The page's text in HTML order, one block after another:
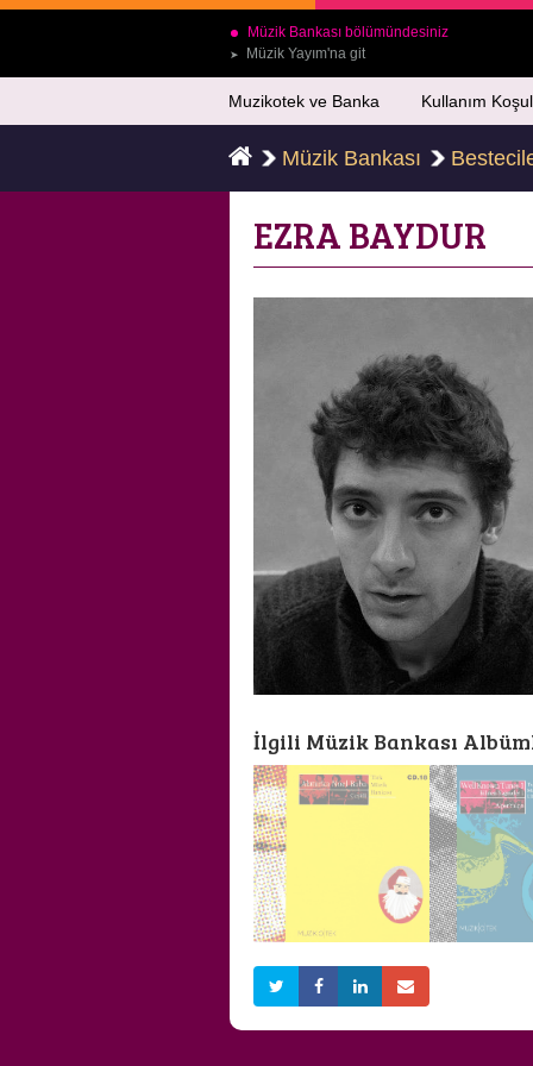
Müzik Bankası bölümündesiniz
➤ Müzik Yayım'na git
Muzikotek ve Banka Kullanım
Müzik Bankası
EZRA BAYDUR
İlgili Müzik Bankası